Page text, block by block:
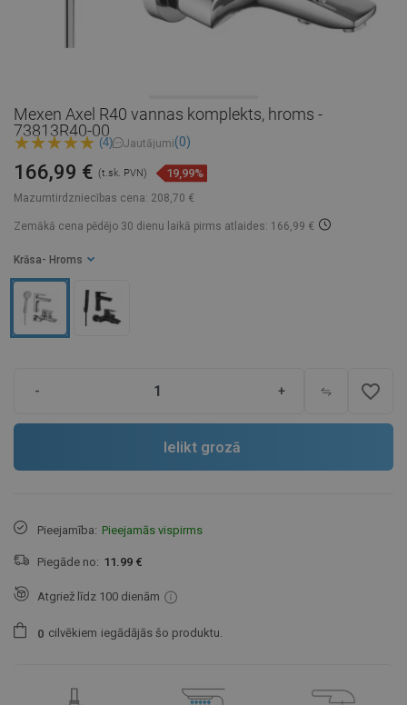
Mexen Axel R40 vannas komplekts, hroms -
73813R40-00
(4) Jautājumi(0)
Mazumtirdzniecības cena: 208,70 €
166,99 € (t.sk. PVN) 19,99%
Zemākā cena pēdējo 30 dienu laikā pirms atlaides: 166,99 €
Krāsa - Hroms
- + favorite_border
Ielikt grozā
Pieejamība: Pieejamās vispirms
Piegāde no: 11.99 €
Atgriež līdz 100 dienām
0 cilvēkiem iegādājās šo produktu.